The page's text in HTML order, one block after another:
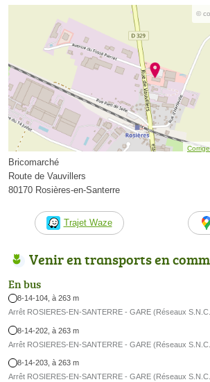
©
Bricomarché
Route de Vauvillers
80170 Rosières-en-Santerre
Trajet Waze
Venir en transports en
En bus
8-14-104, à 263 m
Arrêt ROSIERES-EN-SANTERRE - GARE (Réseaux
8-14-202, à 263 m
Arrêt ROSIERES-EN-SANTERRE - GARE (Réseaux
8-14-203, à 263 m
Arrêt ROSIERES-EN-SANTERRE - GARE (Réseaux